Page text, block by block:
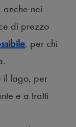
anche nei
di prezzo
, per chi
il lago, per
e a tratti